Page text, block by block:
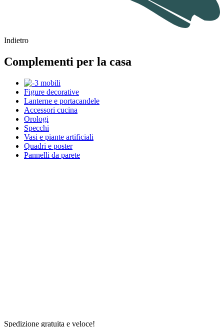
Indietro
Complementi per la casa
Figure decorative
Lanterne e portacandele
Accessori cucina
Orologi
Specchi
Vasi e piante artificiali
Quadri e poster
Pannelli da parete
Spedizione gratuita e veloce!